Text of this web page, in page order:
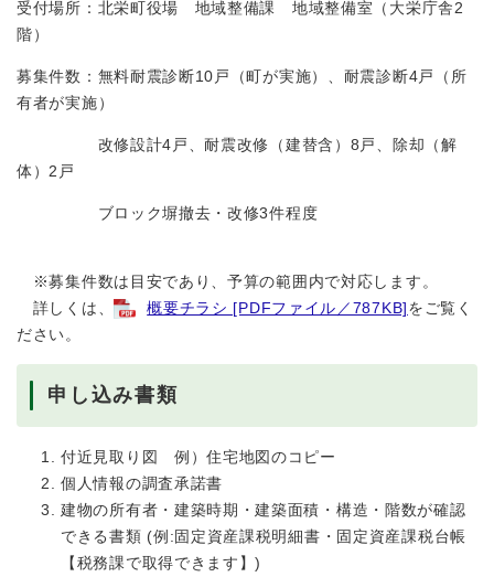
受付場所：北栄町役場 地域整備課 地域整備室（大栄庁舎2
階）
募集件数：無料耐震診断10戸（町が実施）、耐震診断4戸（所
有者が実施）
改修設計4戸、耐震改修（建替含）8戸、除却（解
体）2戸
ブロック塀撤去・改修3件程度
※募集件数は目安であり、予算の範囲内で対応します。
詳しくは、
概要チラシ [PDFファイル／787KB]をご覧く
ださい。
申し込み書類
付近見取り図 例）住宅地図のコピー
個人情報の調査承諾書
建物の所有者・建築時期・建築面積・構造・階数が確認
できる書類 (例:固定資産課税明細書・固定資産課税台帳
【税務課で取得できます】)